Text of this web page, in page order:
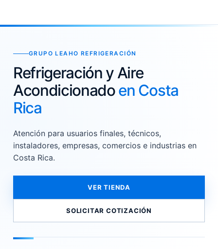
GRUPO LEAHO REFRIGERACIÓN
Refrigeración y Aire
Acondicionadoen Costa
Rica
Atención para usuarios finales, técnicos,
instaladores, empresas, comercios e industrias en
Costa Rica.
VER TIENDA
SOLICITAR COTIZACIÓN